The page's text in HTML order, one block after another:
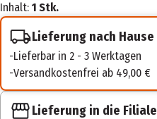
Inhalt: 1 Stk.
Lieferung nach Hause
Lieferbar in 2 - 3 Werktagen
Versandkostenfrei ab 49,00 €
Lieferung in die Filiale